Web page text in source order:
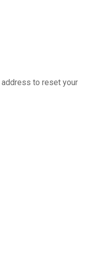
address to reset your